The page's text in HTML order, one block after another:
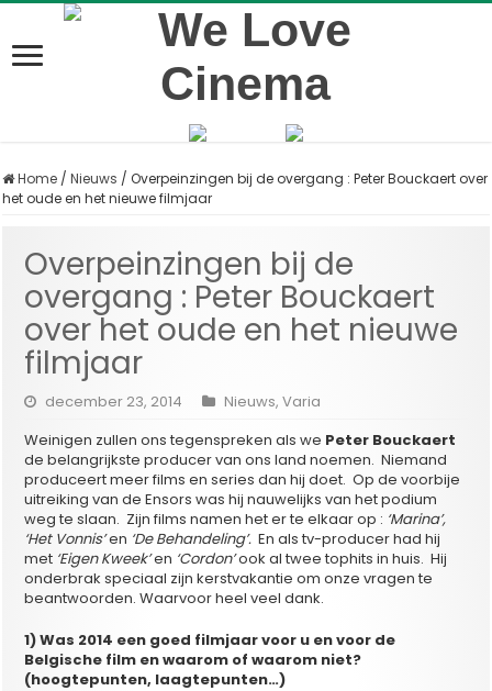
Home / Nieuws / Overpeinzingen bij de overgang : Peter Bouckaert over
het oude en het nieuwe filmjaar
Overpeinzingen bij de
overgang : Peter Bouckaert
over het oude en het nieuwe
filmjaar
december 23, 2014 Nieuws,Varia
Weinigen zullen ons tegenspreken als we Peter Bouckaert
de belangrijkste producer van ons land noemen. Niemand
produceert meer films en series dan hij doet. Op de voorbije
uitreiking van de Ensors was hij nauwelijks van het podium
weg te slaan. Zijn films namen het er te elkaar op : ‘Marina’,
‘Het Vonnis’en ‘De Behandeling’. En als tv-producer had hij
met ‘Eigen Kweek’en ‘Cordon’ook al twee tophits in huis. Hij
onderbrak speciaal zijn kerstvakantie om onze vragen te
beantwoorden. Waarvoor heel veel dank.
1) Was 2014 een goed filmjaar voor u en voor de
Belgische film en waarom of waarom niet?
(hoogtepunten, laagtepunten…)